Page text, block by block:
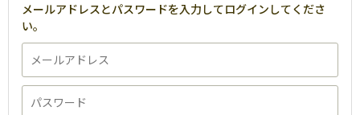
メールアドレスとパスワードを入力してログインしてくださ
い。